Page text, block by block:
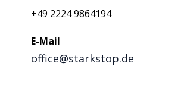
+49 2224 9864194
E-Mail
office@starkstop.de